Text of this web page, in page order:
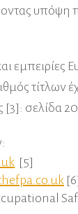
υπόψη
εμπειρίες
τίτλων
[3]: σελίδα
[5]